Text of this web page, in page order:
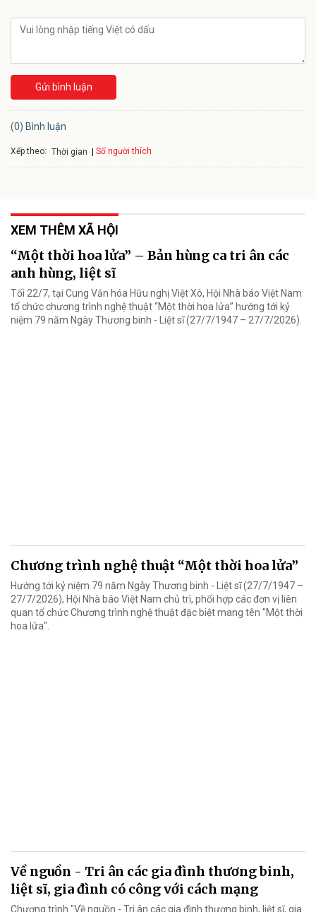
Gửi bình luận
(0) Bình luận
Xếp theo: Thời gian Số người thích
XEM THÊM XÃ HỘI
“Một thời hoa lửa” – Bản hùng ca tri ân các
anh hùng, liệt sĩ
Tối 22/7, tại Cung Văn hóa Hữu nghị Việt Xô, Hội Nhà báo Việt Nam
tổ chức chương trình nghệ thuật “Một thời hoa lửa” hướng tới kỷ
niệm 79 năm Ngày Thương binh - Liệt sĩ (27/7/1947 – 27/7/2026).
Chương trình nghệ thuật “Một thời hoa lửa”
Hướng tới kỷ niệm 79 năm Ngày Thương binh - Liệt sĩ (27/7/1947 –
27/7/2026), Hội Nhà báo Việt Nam chủ trì, phối hợp các đơn vị liên
quan tổ chức Chương trình nghệ thuật đặc biệt mang tên "Một thời
hoa lửa".
Về nguồn - Tri ân các gia đình thương binh,
liệt sĩ, gia đình có công với cách mạng
Chương trình "Về nguồn - Tri ân các gia đình thương binh, liệt sĩ, gia